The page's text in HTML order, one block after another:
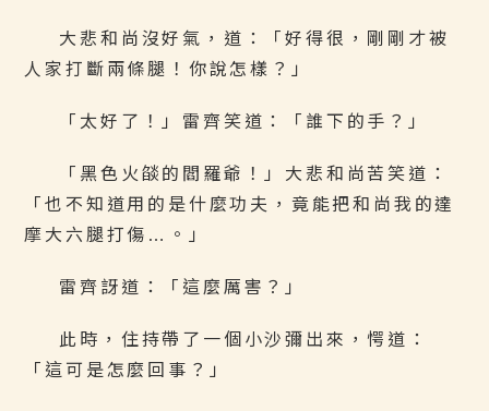
大悲和尚沒好氣，道：「好得很，剛剛才被
人家打斷兩條腿！你說怎樣？」
「太好了！」雷齊笑道：「誰下的手？」
「黑色火燄的閻羅爺！」大悲和尚苦笑道：
「也不知道用的是什麼功夫，竟能把和尚我的達
摩大六腿打傷…。」
雷齊訝道：「這麼厲害？」
此時，住持帶了一個小沙彌出來，愕道：
「這可是怎麼回事？」